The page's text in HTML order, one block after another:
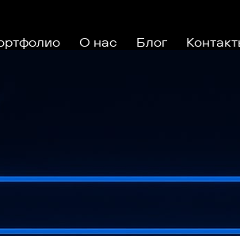
О нас Блог